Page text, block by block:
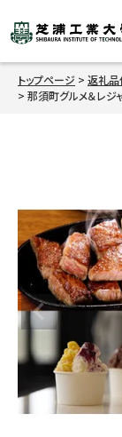
トップページ 返礼品
那須町グルメ＆レジ